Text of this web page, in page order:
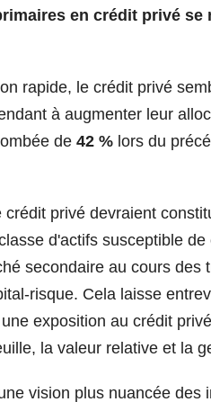
en crédit privé
rapide, le crédit privé
à augmenter leur
de 42 % lors du
privé devraient
d'actifs susceptible
secondaire au cours
risque. Cela laisse
exposition au crédit
la valeur relative et la
vision plus nuancée